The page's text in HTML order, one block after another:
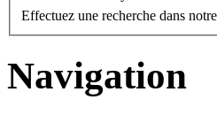
Effectuez une recherche dans
Navigation